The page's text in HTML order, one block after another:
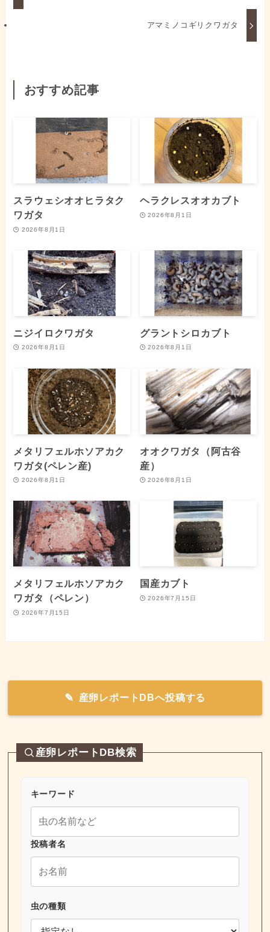
アマミノコギリクワガタ
おすすめ記事
スラウェシオオヒラタク
ワガタ
2026年8月1日
ヘラクレスオオカブト
2026年8月1日
ニジイロクワガタ
2026年8月1日
グラントシロカブト
2026年8月1日
メタリフェルホソアカク
ワガタ(ペレン産)
2026年8月1日
オオクワガタ（阿古谷
産）
2026年8月1日
メタリフェルホソアカク
ワガタ（ペレン）
2026年7月15日
国産カブト
2026年7月15日
産卵レポートDBへ投稿する
産卵レポートDB検索
キーワード
投稿者名
虫の種類